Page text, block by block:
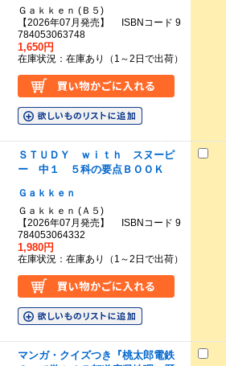
Ｇａｋｋｅｎ (Ｂ５)
【2026年07月発売】 ISBNコード 9
784053063748
1,650円
在庫状況：在庫あり（1～2日で出荷）
ＳＴＵＤＹ ｗｉｔｈ スヌーピ
ー 中１ ５科の要点ＢＯＯＫ
Ｇａｋｋｅｎ
Ｇａｋｋｅｎ (Ａ５)
【2026年07月発売】 ISBNコード 9
784053064332
1,980円
在庫状況：在庫あり（1～2日で出荷）
マンガ・クイズつき『桃太郎電鉄